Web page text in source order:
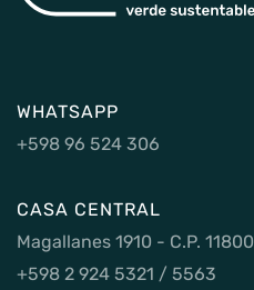
WHATSAPP
+598 96 524 306
CASA CENTRAL
Magallanes 1910 - C.P. 11800
+598 2 924 5321 / 5563